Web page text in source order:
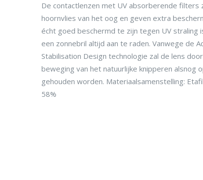
De contactlenzen met UV absorberende
hoornvlies van het oog en geven extra
écht goed beschermd te zijn tegen UV straling
een zonnebril altijd aan te raden. Vanwege de
Stabilisation Design technologie zal de lens
beweging van het natuurlijke knipperen alsnog
gehouden worden. Materiaalsamenstelling:
58%